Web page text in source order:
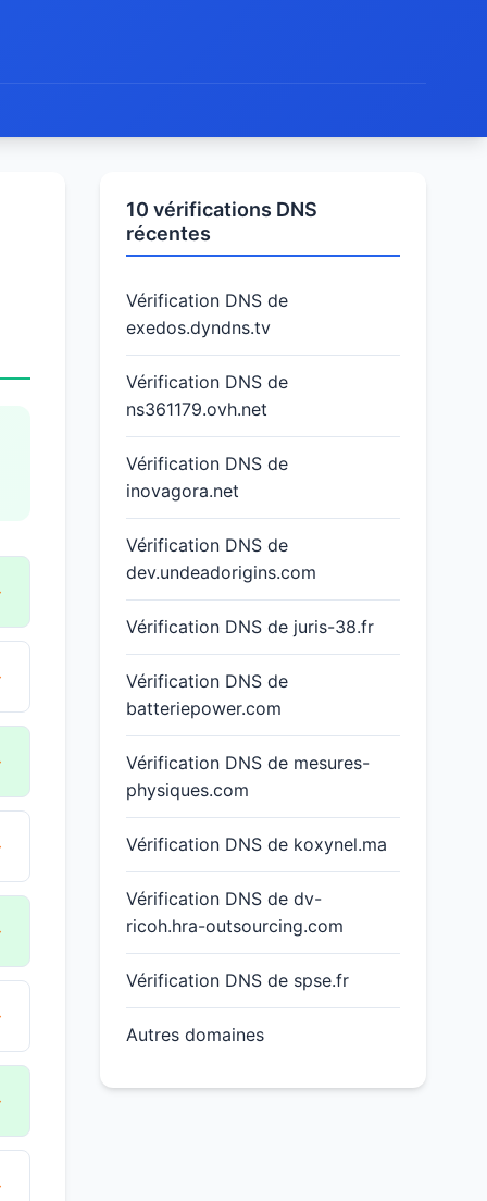
10 vérifications DNS
récentes
Vérification DNS de
exedos.dyndns.tv
Vérification DNS de
ns361179.ovh.net
Vérification DNS de
inovagora.net
Vérification DNS de
dev.undeadorigins.com
Vérification DNS de juris-38.fr
Vérification DNS de
batteriepower.com
Vérification DNS de mesures-
physiques.com
Vérification DNS de koxynel.ma
Vérification DNS de dv-
ricoh.hra-outsourcing.com
Vérification DNS de spse.fr
Autres domaines